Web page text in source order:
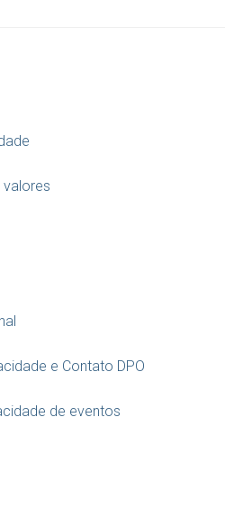
valores
e Contato DPO
de eventos